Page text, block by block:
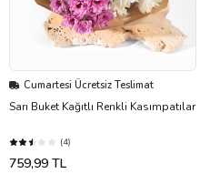
Cumartesi Ücretsiz Teslimat
Sarı Buket Kağıtlı Renkli Kasımpatılar
(4)
759,99 TL